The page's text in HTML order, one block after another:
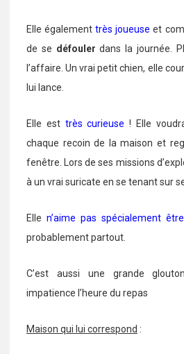
Elle égalementtrès joueuse et
de se défouler dans la journée.
l’affaire. Un vrai petit chien, elle
lui lance.
Elle est très curieuse ! Elle
chaque recoin de la maison et
fenêtre. Lors de ses missions
à un vrai suricate en se tenant sur
Elle n’aime pas spécialement
probablement partout.
C’est aussi une grande
impatience l’heure du repas
Maison qui lui correspond :